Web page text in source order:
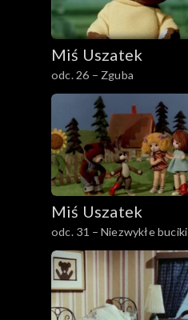
Miś Uszatek
odc. 26 – Zguba
Miś Uszatek
odc. 31 – Niezwykłe buciki